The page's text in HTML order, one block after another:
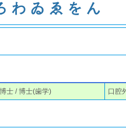
わ ゐ ゑ を ん
博士 / 博士(歯学) 口腔